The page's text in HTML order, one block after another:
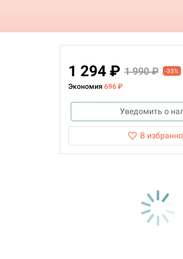
1 294 ₽ 1 990 ₽ -35%
Экономия 696 ₽
Уведомить о
В